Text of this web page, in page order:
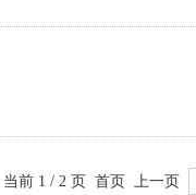
当前 1 / 2 页 首页 上一页